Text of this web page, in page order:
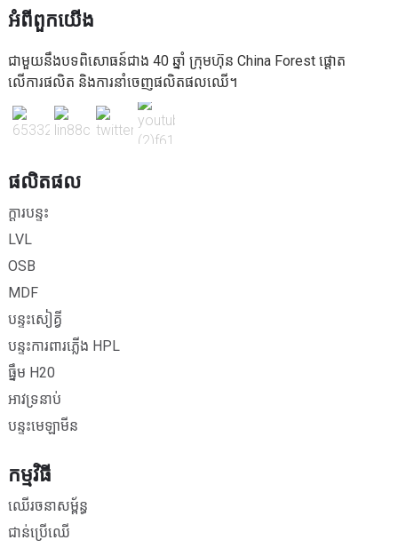
អំពីពួកយើង
ជាមួយនឹងបទពិសោធន៍ជាង 40 ឆ្នាំ ក្រុមហ៊ុន China Forest ផ្តោត
លើការផលិត និងការនាំចេញផលិតផលឈើ។
ផលិតផល
ក្តារបន្ទះ
LVL
OSB
MDF
បន្ទះសៀគ្វី
បន្ទះការពារភ្លើង HPL
ធ្នឹម H20
អាវទ្រនាប់
បន្ទះមេឡាមីន
កម្មវិធី
ឈើរចនាសម្ព័ន្ធ
ជាន់ប្រើឈើ